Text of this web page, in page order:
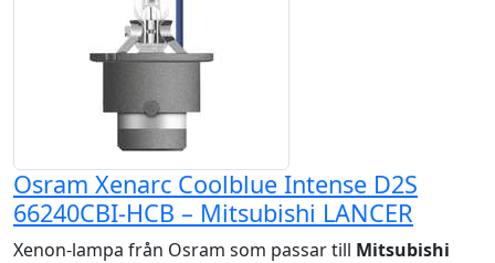
Osram Xenarc Coolblue Intense D2S
66240CBI-HCB – Mitsubishi LANCER
Xenon-lampa från Osram som passar till Mitsubishi